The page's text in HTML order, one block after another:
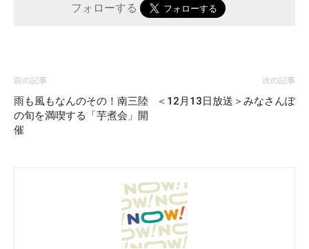
フォローする
前の記事
雨も風もなんのその！南三陸
の旬を満喫する「芋煮会」開
催
次の記事
＜12月13日放送＞みなさんぽ